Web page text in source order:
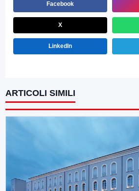
Facebook
X
LinkedIn
ARTICOLI SIMILI